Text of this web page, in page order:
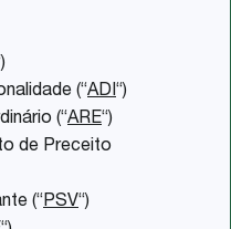
(“ADI“)
(“ARE“)
de Preceito
(“PSV“)